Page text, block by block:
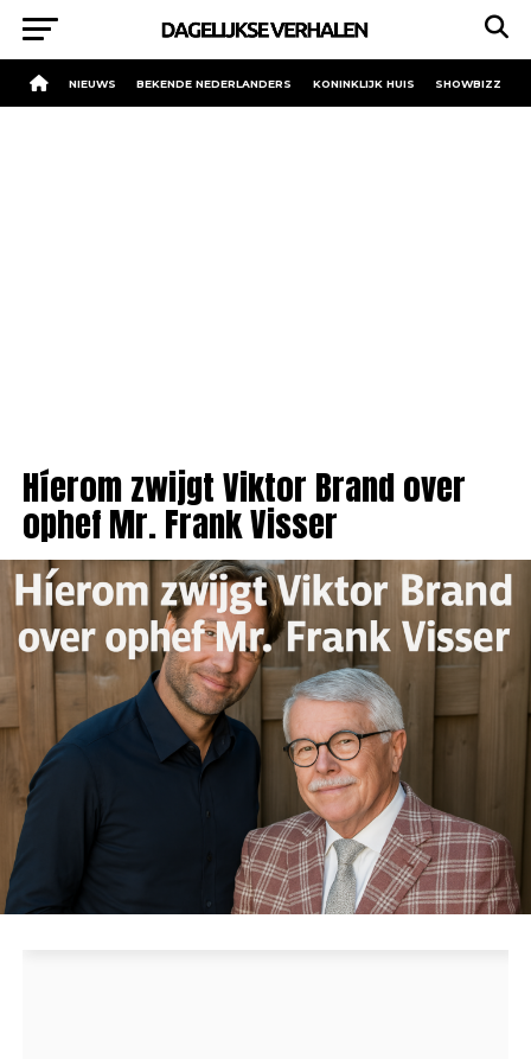
NIEUWS BEKENDE NEDERLANDERS KONINKLIJK HUIS SHOWBIZZ
Híerom zwijgt Viktor Brand over
ophef Mr. Frank Visser